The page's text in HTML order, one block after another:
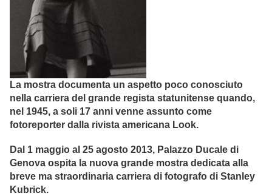
La mostra documenta un aspetto poco conosciuto
nella carriera del grande regista statunitense quando,
nel 1945, a soli 17 anni venne assunto come
fotoreporter dalla rivista americana Look.
Dal 1 maggio al 25 agosto 2013, Palazzo Ducale di
Genova ospita la nuova grande mostra dedicata alla
breve ma straordinaria carriera di fotografo di Stanley
Kubrick.